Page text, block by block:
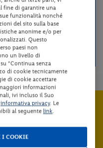
e
OFFERTE
fine di garantire una
funzionalità nonché
del sito sulla base
anonime e/o per
Questo
paesi non
un livello di
“Continua senza
di cookie tecnicamente
di cookie accettare
informazioni
ivi incluso il Suo
informativa privacy. Le
al seguente link.
I COOKIE